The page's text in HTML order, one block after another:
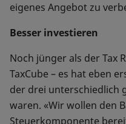
eigenes Angebot zu
Besser investieren
Noch jünger als der Tax
TaxCube – es hat eben
der drei unterschiedlich
waren. «Wir wollen den
Steuerkomponente